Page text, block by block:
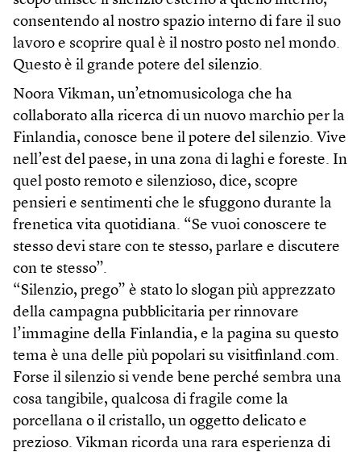
consentendo al nostro spazio interno di fare il suo
lavoro e scoprire qual è il nostro posto nel mondo.
Questo è il grande potere del si­lenzio.
Noora Vikman, un’etnomusicologa che ha
collaborato alla ricerca di un nuovo marchio per la
Finlandia, conosce bene il potere del silenzio. Vive
nell’est del paese, in una zona di laghi e foreste. In
quel posto remoto e silenzioso, dice, scopre
pensieri e sentimenti che le sfuggono durante la
frenetica vita quotidiana. “Se vuoi conoscere te
stesso devi stare con te stesso, parlare e discutere
con te stesso”.
“Silenzio, prego” è stato lo slogan più apprezzato
della campagna pubblicitaria per rinnovare
l’immagine della Finlandia, e la pagina su questo
tema è una delle più popolari su visitfinland.com.
Forse il silenzio si vende bene perché sembra una
cosa tangibile, qualcosa di fragile come la
porcellana o il cristallo, un oggetto delicato e
prezioso. Vik­man ricorda una rara esperienza di